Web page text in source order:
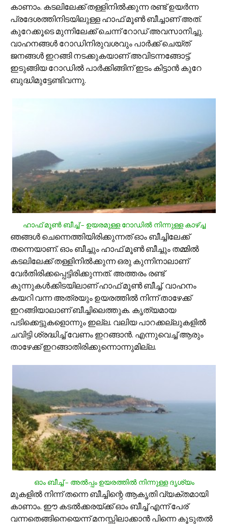
കാണാം‍. കടലിലേക്ക് തള്ളിനില്‍ക്കുന്ന രണ്ട് ഉയര്‍ന്ന
പ്രദേശത്തിനിടയിലുള്ള ഹാഫ് മൂണ്‍ ബീച്ചാണ് അത്.
കുറേക്കൂടെ മുന്നിലേക്ക് ചെന്ന് റോഡ് അവസാനിച്ചു.
വാഹനങ്ങള്‍ റോഡിനിരുവശവും പാര്‍ക്ക് ചെയ്ത്
ജനങ്ങള്‍ ഇറങ്ങി നടക്കുകയാണ് അവിടന്നങ്ങോട്ട്.
ഇടുങ്ങിയ റോഡില്‍ പാര്‍ക്കിങ്ങിന് ഇടം കിട്ടാന്‍ കുറേ
ബുദ്ധിമുട്ടേണ്ടിവന്നു.
ഹാഫ് മൂണ്‍ ബീച്ച് – ഉയരമുള്ള റോഡില്‍ നിന്നുള്ള കാഴ്ച്ച
ഞങ്ങള്‍ ചെന്നെത്തിയിരിക്കുന്നത് ഓം ബീച്ചിലേക്ക്
തന്നെയാണ്. ഓം ബീച്ചും ഹാഫ് മൂണ്‍ ബീച്ചും തമ്മില്‍
കടലിലേക്ക് തള്ളിനില്‍ക്കുന്ന ഒരു കുന്നിനാലാണ്
വേര്‍തിരിക്കപ്പെട്ടിരിക്കുന്നത്. അത്തരം രണ്ട്
കുന്നുകള്‍ക്കിടയിലാണ് ഹാഫ് മൂണ്‍ ബീച്ച്. വാഹനം
കയറി വന്ന അത്രയും ഉയരത്തില്‍ നിന്ന് താഴേക്ക്
ഇറങ്ങിയാലാണ് ബീച്ചിലെത്തുക. കൃത്യമായ
പടിക്കെട്ടുകളൊന്നും ഇല്ല. വലിയ പാറക്കല്ലുകളില്‍
ചവിട്ടി ശ്രദ്ധിച്ച് വേണം ഇറങ്ങാന്‍. എന്നുവെച്ച് ആരും
താഴേക്ക് ഇറങ്ങാതിരിക്കുന്നൊന്നുമില്ല.
ഓം ബീച്ച് – അല്‍പ്പം ഉയരത്തില്‍ നിന്നുള്ള ദൃശ്യം
മുകളില്‍ നിന്ന് തന്നെ ബീച്ചിന്റെ ആകൃതി വ്യക്തമായി
കാണാം. ഈ കടല്‍ക്കരയ്ക്ക് ഓം ബീച്ച് എന്ന് പേര്
വന്നതെങ്ങിനെയെന്ന് മനസ്സിലാക്കാന്‍ പിന്നെ കൂടുതല്‍